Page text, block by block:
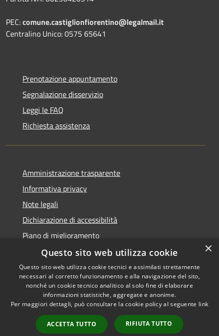
PEC:comune.castiglionfiorentino@legalmail.it
Centralino Unico: 0575 65641
Prenotazione appuntamento
Segnalazione disservizio
Leggi le FAQ
Richiesta assistenza
Amministrazione trasparente
Informativa privacy
Note legali
Dichiarazione di accessibilità
Piano di miglioramento
Accessibilità
Privacy
Mappa del sito
Copyright © 2026 • Comune di
Castiglion Fiorentino •
Powered byMunicipium •
Accesso redazione
×
Questo sito web utilizza cookie
Questo sito web utilizza cookie tecnici e assimilati strettamente
necessari al corretto funzionamento e alla navigazione del sito,
nonché un cookie tecnico analitico al solo fine di elaborare
informazioni statistiche, aggregate e anonime.
Per maggiori dettagli, può consultare la cookie policy al seguente link
ACCETTA TUTTO RIFIUTA TUTTO